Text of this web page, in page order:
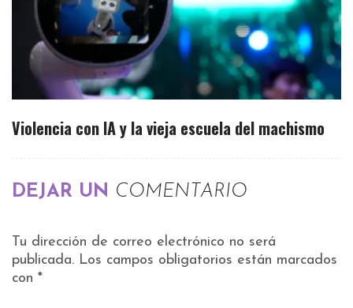
Violencia con IA y la vieja escuela del machismo
DEJAR UN COMENTARIO
Tu dirección de correo electrónico no será
publicada. Los campos obligatorios están marcados
con *